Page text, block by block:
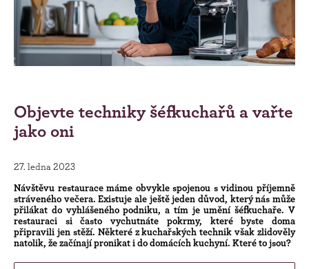
Objevte techniky šéfkuchařů a vařte
jako oni
27. ledna 2023
Návštěvu restaurace máme obvykle spojenou s vidinou příjemně
stráveného večera. Existuje ale ještě jeden důvod, který nás může
přilákat do vyhlášeného podniku, a tím je umění šéfkuchaře. V
restauraci si často vychutnáte pokrmy, které byste doma
připravili jen stěží. Některé z kuchařských technik však zlidověly
natolik, že začínají pronikat i do domácích kuchyní. Které to jsou?